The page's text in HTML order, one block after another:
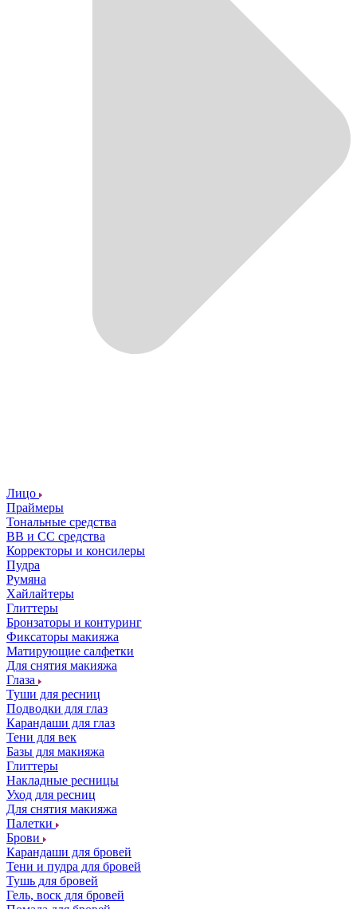
Лицо
Праймеры
Тональные средства
ВВ и СС средства
Корректоры и консилеры
Пудра
Румяна
Хайлайтеры
Глиттеры
Бронзаторы и контуринг
Фиксаторы макияжа
Матирующие салфетки
Для снятия макияжа
Глаза
Туши для ресниц
Подводки для глаз
Карандаши для глаз
Тени для век
Базы для макияжа
Глиттеры
Накладные ресницы
Уход для ресниц
Для снятия макияжа
Палетки
Брови
Карандаши для бровей
Тени и пудра для бровей
Тушь для бровей
Гель, воск для бровей